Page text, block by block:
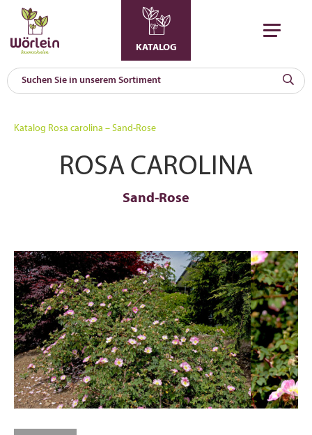
KATALOG
Katalog Rosa carolina – Sand-Rose
ROSA CAROLINA
Sand-Rose